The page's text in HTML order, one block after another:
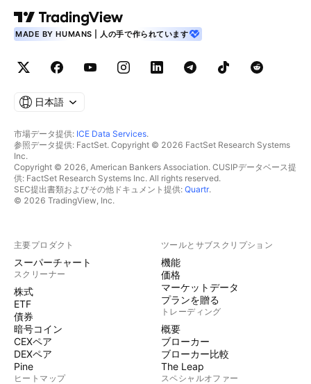
MADE BY HUMANS | 人の手で作られています
日本語
市場データ提供: ICE Data Services.
参照データ提供: FactSet. Copyright © 2026 FactSet Research Systems
Inc.
Copyright © 2026, American Bankers Association. CUSIPデータベース提
供: FactSet Research Systems Inc. All rights reserved.
SEC提出書類およびその他ドキュメント提供: Quartr.
© 2026 TradingView, Inc.
主要プロダクト
スーパーチャート
スクリーナー
株式
ETF
債券
暗号コイン
CEXペア
DEXペア
Pine
ヒートマップ
ツールとサブスクリプション
機能
価格
マーケットデータ
プランを贈る
トレーディング
概要
ブローカー
ブローカー比較
The Leap
スペシャルオファー